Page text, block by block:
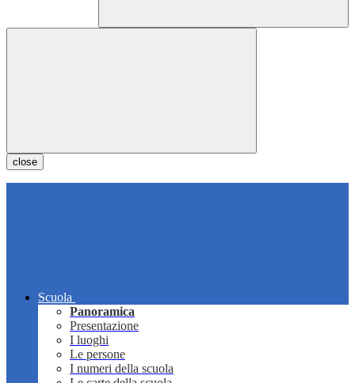
close
Scuola
Panoramica
Presentazione
I luoghi
Le persone
I numeri della scuola